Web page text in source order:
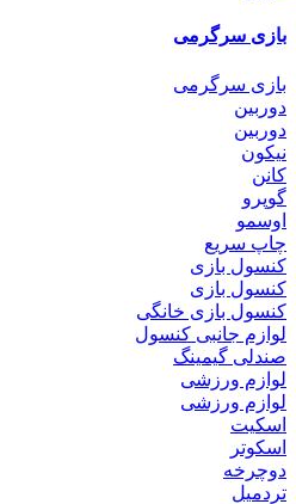
بازی سرگرمی
بازی سرگرمی
دوربین
دوربین
نیکون
کانن
گوپرو
اوسمو
چاپ سریع
کنسول بازی
کنسول بازی
کنسول بازی خانگی
لوازم جانبی کنسول
صندلی گیمینگ
لوازم ورزشی
لوازم ورزشی
اسکیت
اسکوتر
دوچرخه
تردمیل